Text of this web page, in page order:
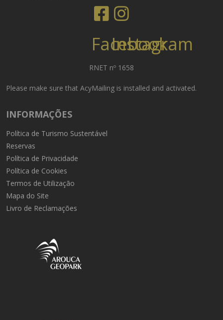
Facebook
Instagram
RNET nº 1658
Please make sure that AcyMailing is installed and activated.
INFORMAÇÕES
Política de Turismo Sustentável
Reservas
Política de Privacidade
Política de Cookies
Termos de Utilização
Mapa do Site
Livro de Reclamações